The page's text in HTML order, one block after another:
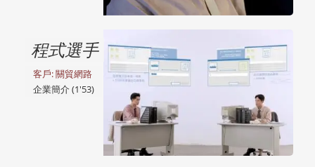
程式選手
客戶: 關貿網路
企業簡介 (1'53)